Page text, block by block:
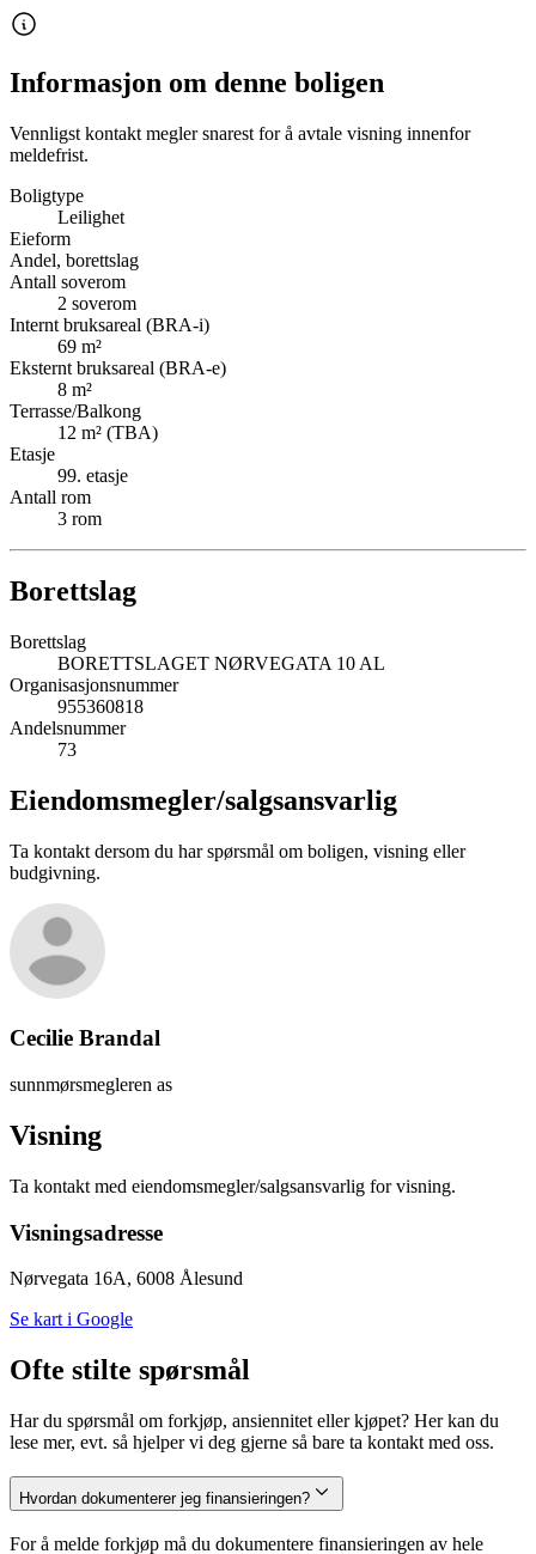
Informasjon om denne boligen
Vennligst kontakt megler snarest for å avtale visning innenfor
meldefrist.
Boligtype
Leilighet
Eieform
Andel, borettslag
Antall soverom
2 soverom
Internt bruksareal (BRA-i)
69 m²
Eksternt bruksareal (BRA-e)
8 m²
Terrasse/Balkong
12 m² (TBA)
Etasje
99. etasje
Antall rom
3 rom
Borettslag
Borettslag
BORETTSLAGET NØRVEGATA 10 AL
Organisasjonsnummer
955360818
Andelsnummer
73
Eiendomsmegler/salgsansvarlig
Ta kontakt dersom du har spørsmål om boligen, visning eller
budgivning.
Cecilie Brandal
sunnmørsmegleren as
Visning
Ta kontakt med eiendomsmegler/salgsansvarlig for visning.
Visningsadresse
Nørvegata 16A, 6008 Ålesund
Se kart i Google
Ofte stilte spørsmål
Har du spørsmål om forkjøp, ansiennitet eller kjøpet? Her kan du
lese mer, evt. så hjelper vi deg gjerne så bare ta kontakt med oss.
Hvordan dokumenterer jeg finansieringen?
For å melde forkjøp må du dokumentere finansieringen av hele